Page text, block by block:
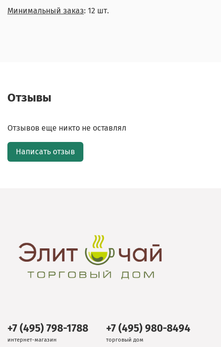
Минимальный заказ: 12 шт.
Отзывы
Отзывов еще никто не оставлял
Написать отзыв
+7 (495) 798-1788
интернет-магазин
+7 (495) 980-8494
торговый дом